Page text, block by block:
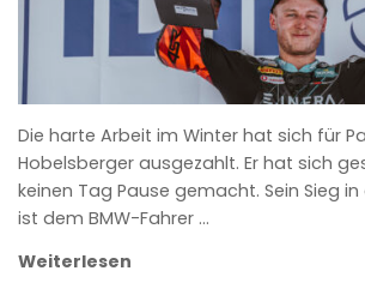
Die harte Arbeit im Winter hat sich für
Hobelsberger ausgezahlt. Er hat sich
keinen Tag Pause gemacht. Sein Sieg in
ist dem BMW-Fahrer …
Weiterlesen